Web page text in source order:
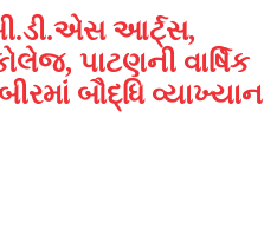
આર્ટ્સ,
પાટણની વાર્ષિક
બૌદ્ધિ વ્યાખ્યાન